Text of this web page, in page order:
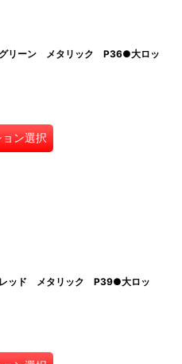
リーン メタリック P36●大ロッ
ン選択
ッド メタリック P39●大ロッ